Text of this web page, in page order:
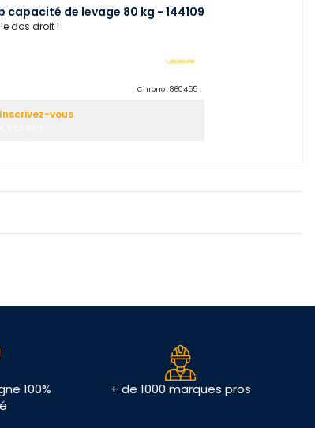
capacité de levage 80 kg - 144109
dos droit !
Chrono :860455
vous
100%
+ de 1000 marques pros